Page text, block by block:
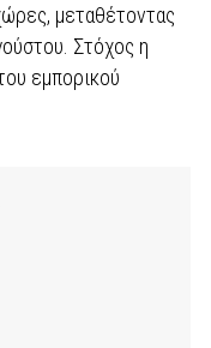
μεταθέτοντας
Στόχος η
εμπορικού